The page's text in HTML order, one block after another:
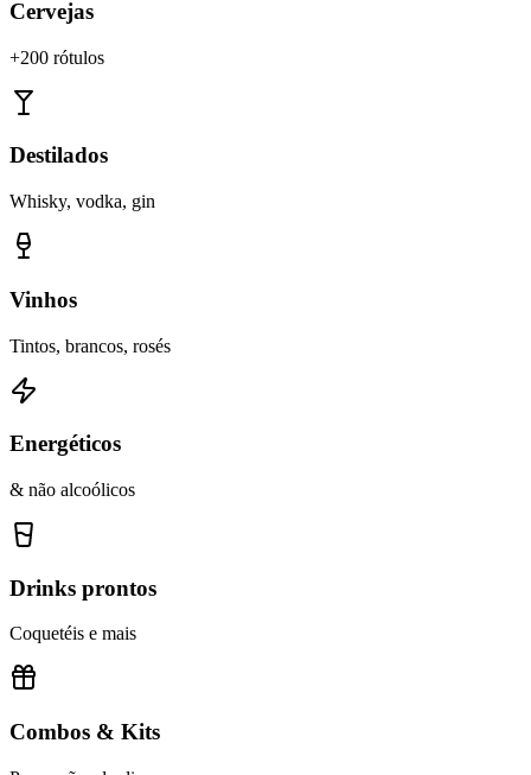
Cervejas
+200 rótulos
Destilados
Whisky, vodka, gin
Vinhos
Tintos, brancos, rosés
Energéticos
& não alcoólicos
Drinks prontos
Coquetéis e mais
Combos & Kits